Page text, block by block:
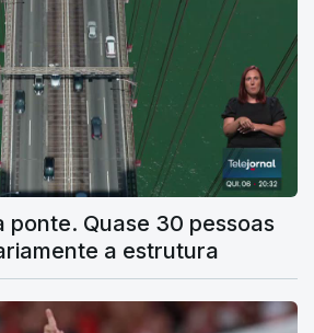
ponte. Quase 30 pessoas
a estrutura